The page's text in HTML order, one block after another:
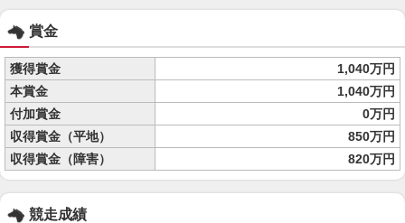
賞金
獲得賞金
1,040万円
本賞金
1,040万円
付加賞金
0万円
収得賞金（平地）
850万円
収得賞金（障害）
820万円
競走成績